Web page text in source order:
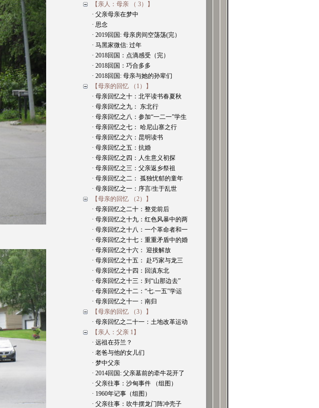
【亲人：母亲 （ 3）】
· 父亲母亲在梦中
· 思念
· 2019回国: 母亲房间空荡荡(完）
· 马黑家微信: 过年
· 2018回国：点滴感受（完）
· 2018回国：巧合多多
· 2018回国: 母亲与她的孙辈们
【母亲的回忆 （1）】
· 母亲回忆之十：北平读书春夏秋
· 母亲回忆之九： 东北行
· 母亲回忆之八：参加“一二一”学生
· 母亲回忆之七： 哈尼山寨之行
· 母亲回忆之六：昆明读书
· 母亲回忆之五：抗婚
· 母亲回忆之四：人生意义初探
· 母亲回忆之三：父亲返乡祭祖
· 母亲回忆之二： 孤独忧郁的童年
· 母亲回忆之一：序言/生于乱世
【母亲的回忆 （2）】
· 母亲回忆之二十：整党前后
· 母亲回忆之十九：红色风暴中的两
· 母亲回忆之十八：一个革命者和一
· 母亲回忆之十七：重重矛盾中的婚
· 母亲回忆之十六： 迎接解放
· 母亲回忆之十五： 赴巧家与龙三
· 母亲回忆之十四：回滇东北
· 母亲回忆之十三：到“山那边去”
· 母亲回忆之十二：“七.一五”学运
· 母亲回忆之十一：南归
【母亲的回忆 （3）】
· 母亲回忆之二十一：土地改革运动
【亲人：父亲 1】
· 远祖在芬兰？
· 老爸与他的女儿们
· 梦中父亲
· 2014回国: 父亲墓前的牵牛花开了
· 父亲往事：沙甸事件 （组图）
· 1960年记事（组图）
· 父亲往事：吹牛摆龙门阵冲壳子